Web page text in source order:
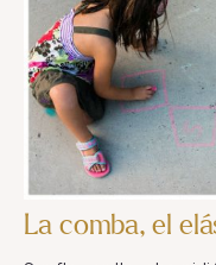
La comba, el